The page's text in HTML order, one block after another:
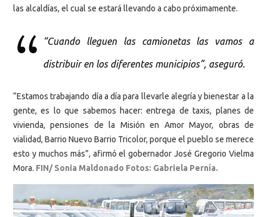
las alcaldías, el cual se estará llevando a cabo próximamente.
“Cuando lleguen las camionetas las vamos a
distribuir en los diferentes municipios”, aseguró.
“Estamos trabajando día a día para llevarle alegría y bienestar a la
gente, es lo que sabemos hacer: entrega de taxis, planes de
vivienda, pensiones de la Misión en Amor Mayor, obras de
vialidad, Barrio Nuevo Barrio Tricolor, porque el pueblo se merece
esto y muchos más”, afirmó el gobernador José Gregorio Vielma
Mora. FIN/ Sonia Maldonado Fotos: Gabriela Pernía.